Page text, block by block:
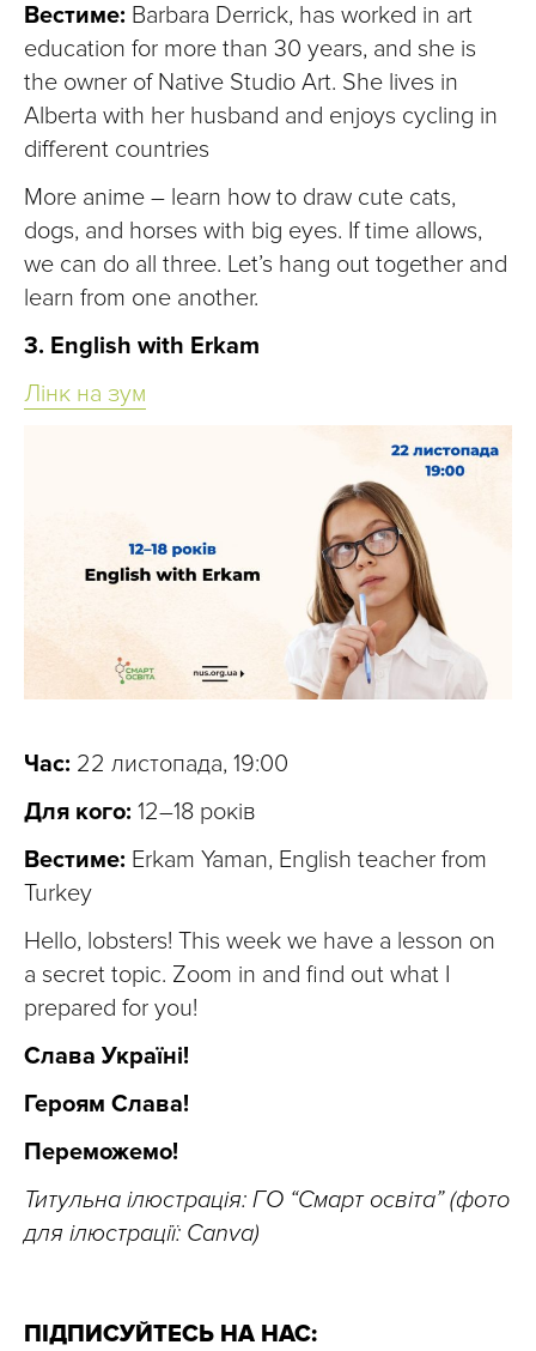
Вестиме: Barbara Derrick, has worked in art
education for more than 30 years, and she is
the owner of Native Studio Art. She lives in
Alberta with her husband and enjoys cycling in
different countries
More anime – learn how to draw cute cats,
dogs, and horses with big eyes. If time allows,
we can do all three. Let’s hang out together and
learn from one another.
3. English with Erkam
Лінк на зум
Час: 22 листопада, 19:00
Для кого: 12–18 років
Вестиме: Erkam Yaman, English teacher from
Turkey
Hello, lobsters! This week we have a lesson on
a secret topic. Zoom in and find out what I
prepared for you!
Слава Україні!
Героям Слава!
Переможемо!
Титульна ілюстрація: ГО “Смарт освіта” (фото
для ілюстрації: Canva)
ПІДПИСУЙТЕСЬ НА НАС: